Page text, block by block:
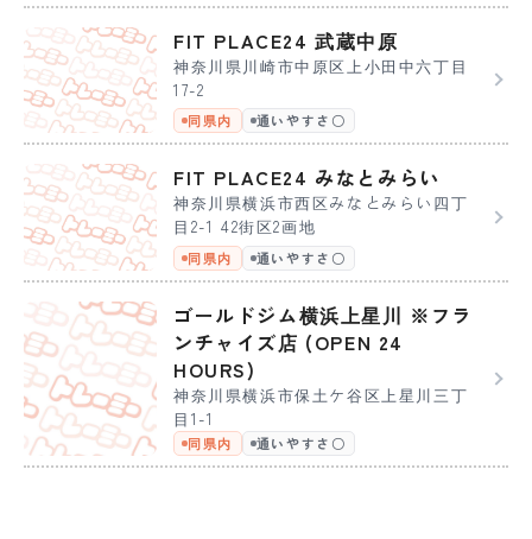
FIT PLACE24 武蔵中原
神奈川県川崎市中原区上小田中六丁目
17-2
同県内 通いやすさ〇
FIT PLACE24 みなとみらい
神奈川県横浜市西区みなとみらい四丁
目2-1 42街区2画地
同県内 通いやすさ〇
ゴールドジム横浜上星川 ※フラ
ンチャイズ店 (OPEN 24
HOURS)
神奈川県横浜市保土ケ谷区上星川三丁
目1-1
同県内 通いやすさ〇